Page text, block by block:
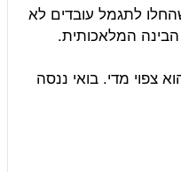
לתגמל עובדים לא
המלאכותית.
צפוי מדי. בואי ננסה